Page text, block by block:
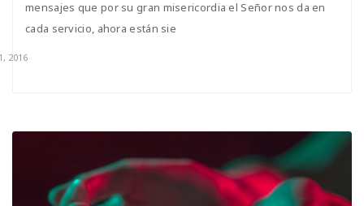
mensajes que por su gran misericordia el Señor nos da en
cada servicio, ahora están sie
2016